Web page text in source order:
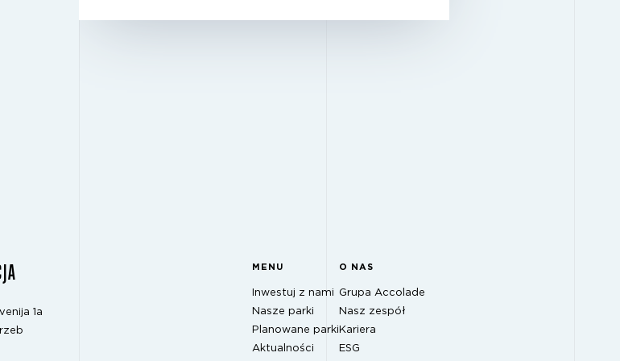
1a
MENU
Inwestuj z nami
Nasze parki
Planowane parki
Aktualności
O NAS
Grupa Accolade
Nasz zespół
Kariera
ESG